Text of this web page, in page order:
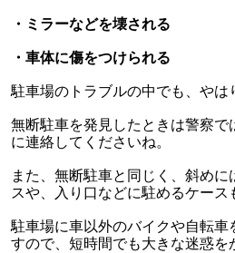
・ミラーなどを壊される
・車体に傷をつけられる
駐車場のトラブルの中でも、やは
無断駐車を発見したときは警察で
に連絡してくださいね。
また、無断駐車と同じく、斜め
スや、入り口などに駐めるケース
駐車場に車以外のバイクや自転車
すので、短時間でも大きな迷惑を